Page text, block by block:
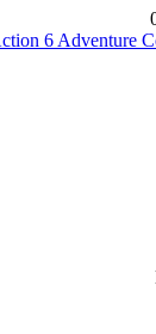
6 Adventure